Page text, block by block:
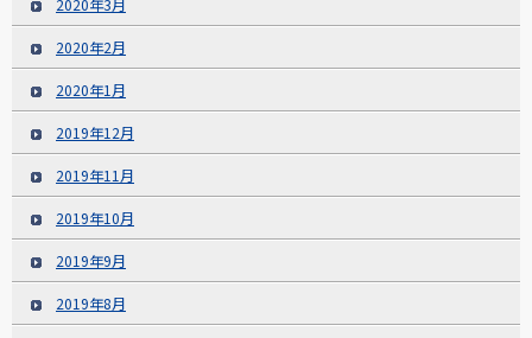
2020年2月
2020年1月
2019年12月
2019年11月
2019年10月
2019年9月
2019年8月